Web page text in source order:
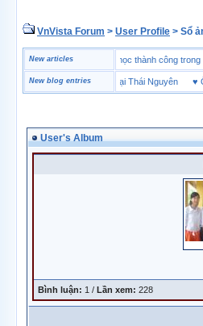
VnVista Forum > User Profile > Sổ
New articles
biệt” của Microsoft 4 bài học thành công
New blog entries
Thị trường giày bảo hộ tại Thái Nguyên♥
User's Album
Bình luận: 1 / Lần xem: 228